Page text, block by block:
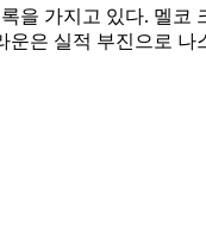
을 가지고 있다. 멜코
은 실적 부진으로 나